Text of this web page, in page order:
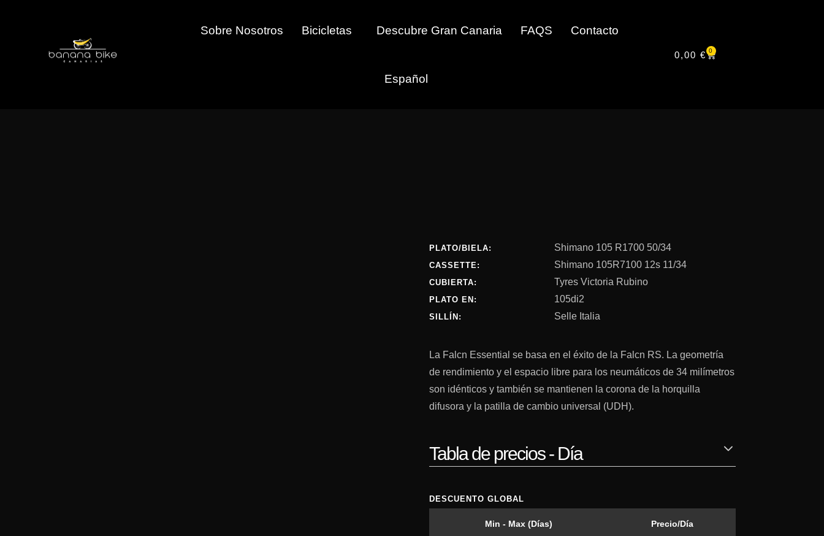
Sobre Nosotros Bicicletas Descubre Gran Canaria FAQS Contacto
Español
0,00€ 0
PLATO/BIELA: Shimano 105 R1700 50/34
CASSETTE: Shimano 105R7100 12s 11/34
CUBIERTA: Tyres Victoria Rubino
PLATO EN: 105di2
SILLÍN: Selle Italia
La Falcn Essential se basa en el éxito de la Falcn RS. La geometría
de rendimiento y el espacio libre para los neumáticos de 34 milímetros
son idénticos y también se mantienen la corona de la horquilla
difusora y la patilla de cambio universal (UDH).
Tabla de precios - Día
DESCUENTO GLOBAL
Min - Max (Días) Precio/Día